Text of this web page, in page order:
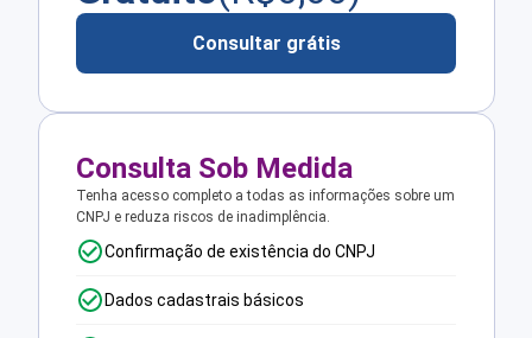
Consultar grátis
Consulta Sob Medida
Tenha acesso completo a todas as informações sobre um
CNPJ e reduza riscos de inadimplência.
Confirmação de existência do CNPJ
Dados cadastrais básicos